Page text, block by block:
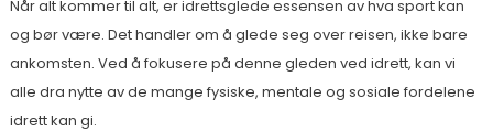
Når alt kommer til alt, er idrettsglede essensen av hva sport kan
og bør være. Det handler om å glede seg over reisen, ikke bare
ankomsten. Ved å fokusere på denne gleden ved idrett, kan vi
alle dra nytte av de mange fysiske, mentale og sosiale fordelene
idrett kan gi.